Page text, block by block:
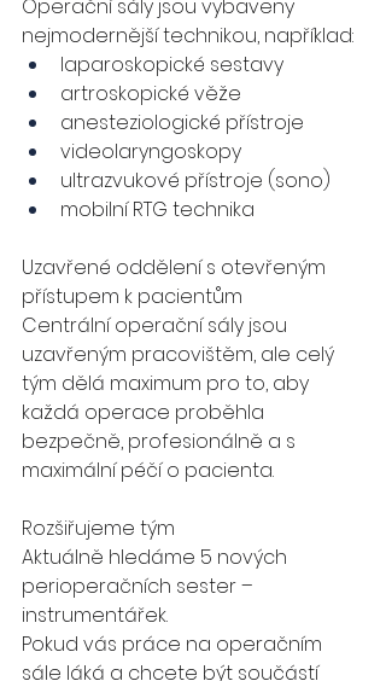
Operační sály jsou vybaveny
nejmodernější technikou, například:
laparoskopické sestavy
artroskopické věže
anesteziologické přístroje
videolaryngoskopy
ultrazvukové přístroje (sono)
mobilní RTG technika
Uzavřené oddělení s otevřeným
přístupem k pacientům
Centrální operační sály jsou
uzavřeným pracovištěm, ale celý
tým dělá maximum pro to, aby
každá operace proběhla
bezpečně, profesionálně a s
maximální péčí o pacienta.
Rozšiřujeme tým
Aktuálně hledáme 5 nových
perioperačních sester –
instrumentářek.
Pokud vás práce na operačním
sále láká a chcete být součástí